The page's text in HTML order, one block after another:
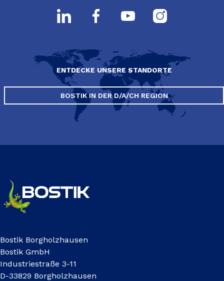
ENTDECKE UNSERE STANDORTE
BOSTIK IN DER D/A/CH REGION
Bostik Borgholzhausen
Bostik GmbH
Industriestraße 3-11
D-33829 Borgholzhausen